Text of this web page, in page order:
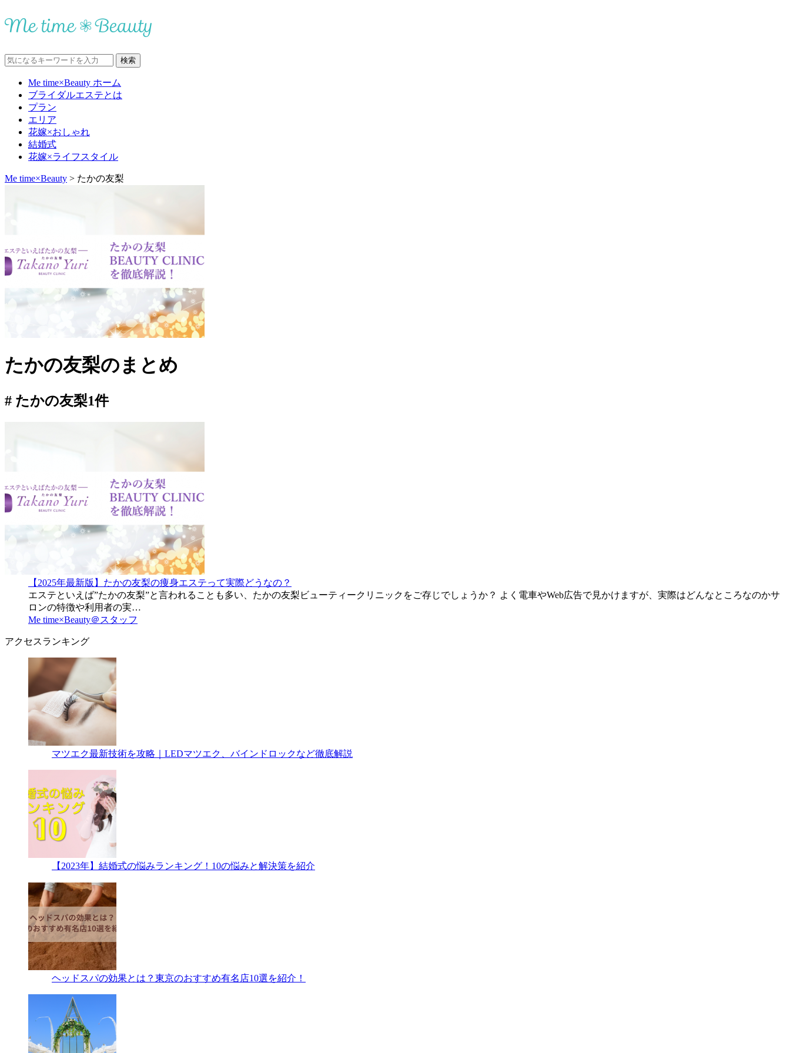
Me time×Beauty ホーム
ブライダルエステとは
プラン
エリア
花嫁×おしゃれ
結婚式
花嫁×ライフスタイル
Me time×Beauty > たかの友梨
たかの友梨のまとめ
# たかの友梨1件
【2025年最新版】たかの友梨の痩身エステって実際どうなの？
エステといえば”たかの友梨”と言われることも多い、たかの友梨ビューティークリニックをご存じでしょうか？ よく電車やWeb広告で見かけますが、実際はどんなところなのかサ
ロンの特徴や利用者の実…
Me time×Beauty＠スタッフ
アクセスランキング
マツエク最新技術を攻略｜LEDマツエク、バインドロックなど徹底解説
【2023年】結婚式の悩みランキング！10の悩みと解決策を紹介
ヘッドスパの効果とは？東京のおすすめ有名店10選を紹介！